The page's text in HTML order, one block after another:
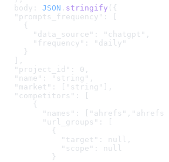
  body:
JSON . stringify ( {
  "prompts_frequency": [
    {
      "data_source": "chatgpt",
      "frequency": "daily"
    }
  ],
  "project_id": 0,
  "name": "string",
  "market": ["string"],
  "competitors": [
      {
"names": ["ahrefs","ahrefs
        "url_groups": [
          {
            "target": null,
            "scope": null
          }